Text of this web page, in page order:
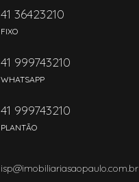
41 36423210
FIXO
41 999743210
WHATSAPP
41 999743210
PLANTÃO
isp@imobiliariasaopaulo.com.br